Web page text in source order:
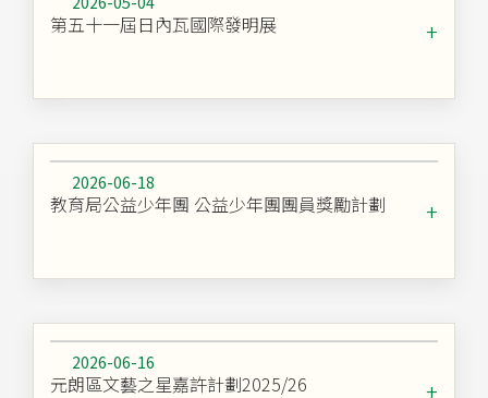
第五十一屆日內瓦國際發明展
2026-06-18
教育局公益少年團 公益少年團團員獎勵計劃
2026-06-16
元朗區文藝之星嘉許計劃2025/26